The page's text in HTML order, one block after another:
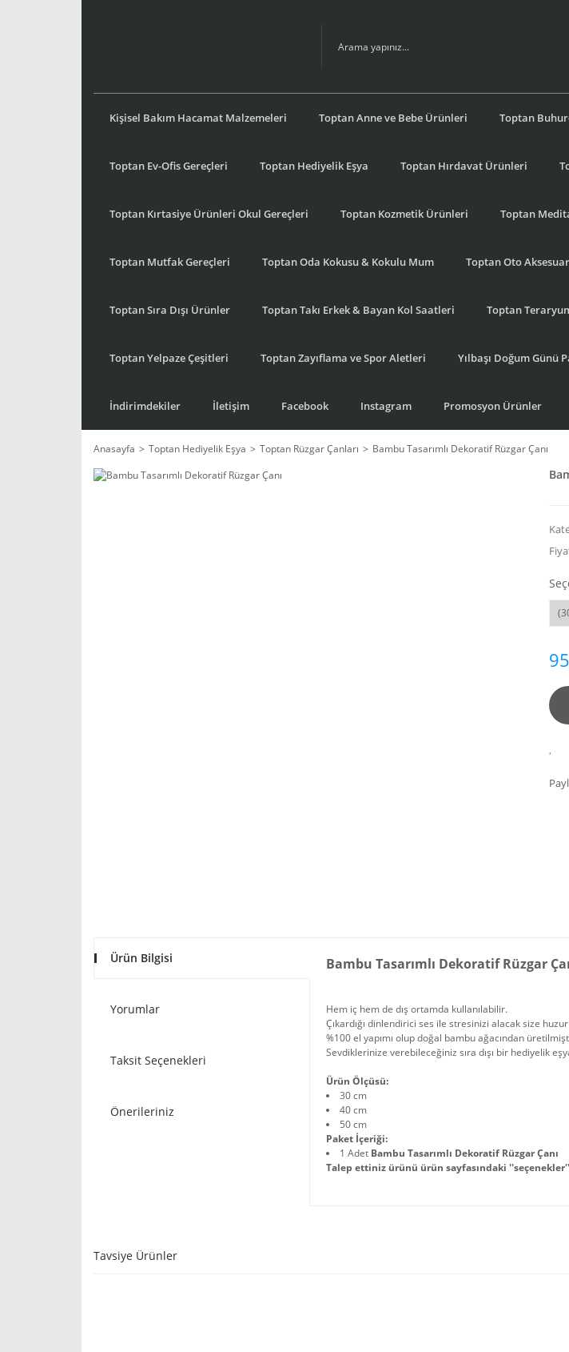
Kişisel Bakım Hacamat Malzemeleri Toptan Anne ve Bebe Ürünleri Toptan
Toptan Ev-Ofis Gereçleri Toptan Hediyelik Eşya Toptan Hırdavat Ürünleri
Toptan Kırtasiye Ürünleri Okul Gereçleri Toptan Kozmetik Ürünleri Toptan
Toptan Mutfak Gereçleri Toptan Oda Kokusu & Kokulu Mum Toptan Oto Aksesuar
Toptan Sıra Dışı Ürünler Toptan Takı Erkek & Bayan Kol Saatleri Toptan
Toptan Yelpaze Çeşitleri Toptan Zayıflama ve Spor Aletleri Yılbaşı Doğum Günü
İndirimdekiler İletişim Facebook Instagram Promosyon Ürünler
Anasayfa Toptan Hediyelik Eşya Toptan Rüzgar Çanları Bambu Tasarımlı Dekoratif Rüzgar Çanı
Ürün Bilgisi
Yorumlar
Taksit Seçenekleri
Önerileriniz
Bambu Tasarımlı Dekoratif Rüzgar
Hem iç hem de dış ortamda kullanılabilir.
Çıkardığı dinlendirici ses ile stresinizi alacak size
%100 el yapımı olup doğal bambu ağacından
Sevdiklerinize verebileceğiniz sıra dışı bir hediyelik
Ürün Ölçüsü:
30 cm
40 cm
50 cm
Paket İçeriği:
1 Adet Bambu Tasarımlı Dekoratif Rüzgar Çanı
Talep ettiniz ürünü ürün sayfasındaki
Tavsiye Ürünler